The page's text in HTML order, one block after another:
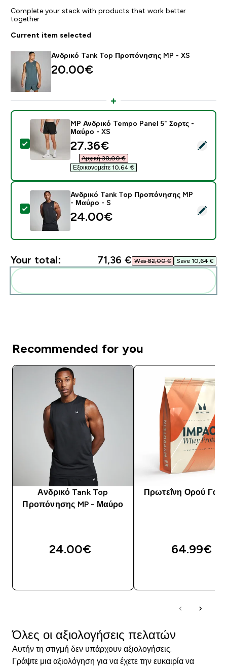
Complete your stack with products that work better
together
Current item selected
Ανδρικό Tank Top Προπόνησης MP - XS
20.00€‎
Select this product - MP Ανδρικό Tempo Panel 5"
MP Ανδρικό Tempo Panel 5" Σορτς -
Μαύρο - XS
discounted price
27.36€‎
Αρχική 38,00 €‎
Εξοικονομείτε 10,64 €‎
Select this product - Ανδρικό Tank Top Προπόνησης
Ανδρικό Tank Top Προπόνησης MP
- Μαύρο - S
24.00€‎
Your total: 71,36 €‎ Was 82,00 €‎ Save 10,64 €‎
Recommended for you
Ανδρικό Tank Top
Προπόνησης MP - Μαύρο
24.00€‎
Πρωτεΐνη Ορού
64.99€‎
Όλες οι αξιολογήσεις πελατών
Αυτήν τη στιγμή δεν υπάρχουν αξιολογήσεις.
Γράψτε μια αξιολόγηση για να έχετε την ευκαιρία να